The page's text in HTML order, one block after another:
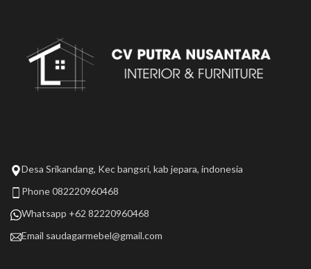
Desa Srikandang, Kec bangsri, kab jepara, indonesia
Phone 082220960468
Whatsapp +62 82220960468
Email saudagarmebel@gmail.com